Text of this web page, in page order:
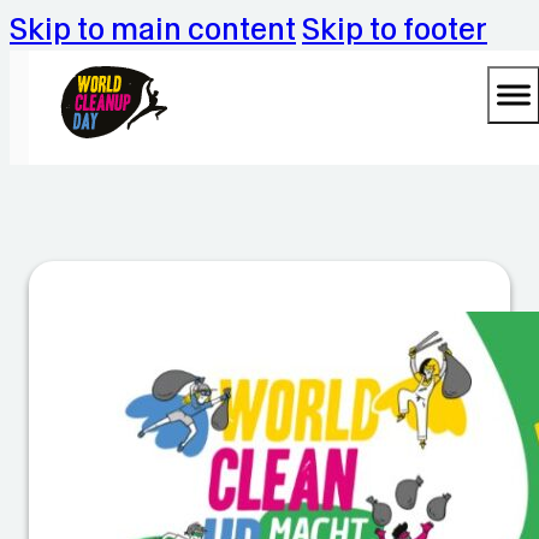
Skip to main content Skip to footer
o
rl
le